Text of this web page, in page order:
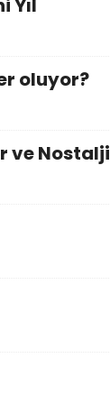
Yıl
oluyor?
ve Nostalji